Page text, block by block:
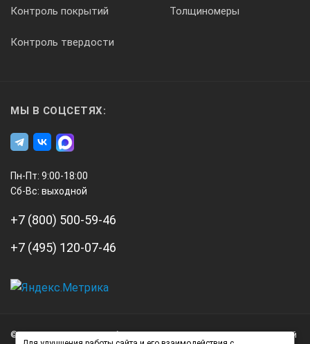
Контроль покрытий Толщиномеры
Контроль твердости
МЫ В СОЦСЕТЯХ:
Пн-Пт: 9:00-18:00
Сб-Вс: выходной
+7 (800) 500-59-46
+7 (495) 120-07-46
Нагорный
© 2026 А3 Инжиниринг Обращаем Ваше внимание на то, что данный